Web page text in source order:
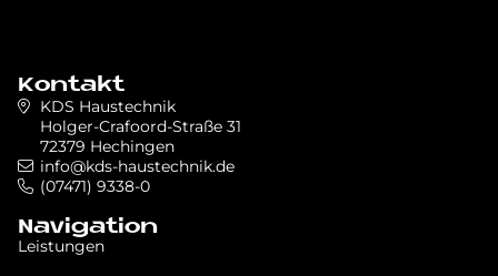
Kontakt
KDS Haustechnik
Holger-Crafoord-Straße 31
72379 Hechingen
info@kds-haustechnik.de
(07471) 9338-0
Navigation
Leistungen